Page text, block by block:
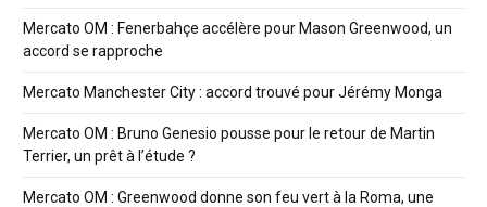
Mercato OM : Fenerbahçe accélère pour Mason Greenwood, un
accord se rapproche
Mercato Manchester City : accord trouvé pour Jérémy Monga
Mercato OM : Bruno Genesio pousse pour le retour de Martin
Terrier, un prêt à l’étude ?
Mercato OM : Greenwood donne son feu vert à la Roma, une